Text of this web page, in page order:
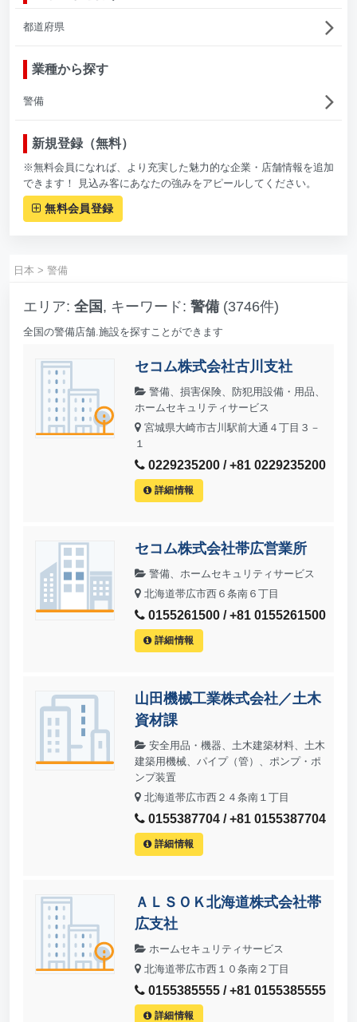
都道府県
業種から探す
警備
新規登録（無料）
※無料会員になれば、より充実した魅力的な企業・店舗情報を追加
できます！ 見込み客にあなたの強みをアピールしてください。
無料会員登録
日本 > 警備
エリア: 全国 , キーワード: 警備 (3746件)
全国の警備店舗.施設を探すことができます
セコム株式会社古川支社
警備、損害保険、防犯用設備・用品、
ホームセキュリティサービス
宮城県大崎市古川駅前大通４丁目３－
１
0229235200 / +81 0229235200
詳細情報
セコム株式会社帯広営業所
警備、ホームセキュリティサービス
北海道帯広市西６条南６丁目
0155261500 / +81 0155261500
詳細情報
山田機械工業株式会社／土木
資材課
安全用品・機器、土木建築材料、土木
建築用機械、パイプ（管）、ポンプ・ポ
ンプ装置
北海道帯広市西２４条南１丁目
0155387704 / +81 0155387704
詳細情報
ＡＬＳＯＫ北海道株式会社帯
広支社
ホームセキュリティサービス
北海道帯広市西１０条南２丁目
0155385555 / +81 0155385555
詳細情報